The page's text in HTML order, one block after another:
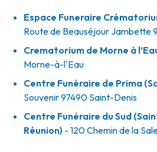
Espace Funeraire
Route de Beauséjour
Crematorium de Morne à
Morne-à-l'Eau
Centre Funéraire de Prima
Souvenir 97490 Saint-Denis
Centre Funéraire du Sud
Réunion) - 120 Chemin de la